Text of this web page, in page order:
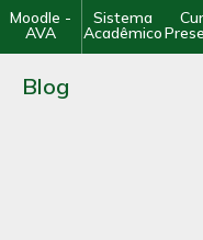
Moodle -
AVA
Sistema
Acadêmico
Blog